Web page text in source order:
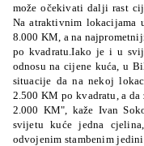
može očekivati dalji rast
Na atraktivnim lokacijama
8.000 KM, a na
po kvadratu.Iako je i u
odnosu na cijene kuća, u
situacije da na nekoj
2.500 KM po kvadratu, a
2.000 KM", kaže Ivan
svijetu kuće jedna
odvojenim stambenim